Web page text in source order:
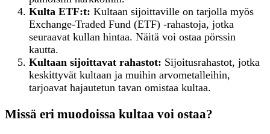
Kulta ETF:t: Kultaan sijoittaville on tarjolla myös
Exchange-Traded Fund (ETF) -rahastoja, jotka
seuraavat kullan hintaa. Näitä voi ostaa pörssin
kautta.
Kultaan sijoittavat rahastot: Sijoitusrahastot, jotka
keskittyvät kultaan ja muihin arvometalleihin,
tarjoavat hajautetun tavan omistaa kultaa.
Missä eri muodoissa kultaa voi ostaa?